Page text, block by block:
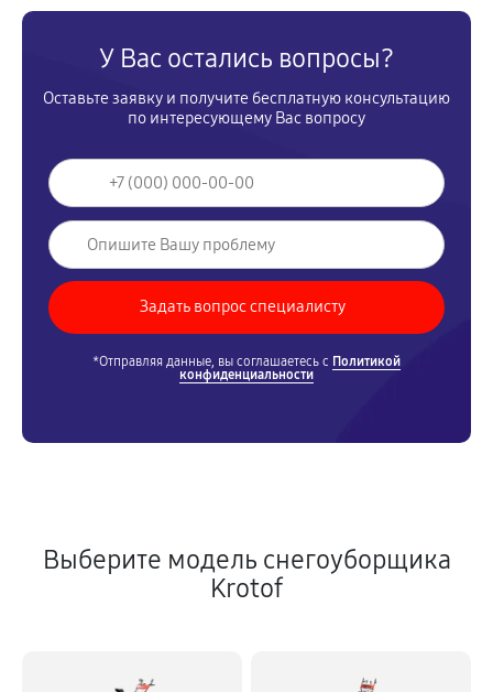
У Вас остались вопросы?
Оставьте заявку и получите бесплатную консультацию
по интересующему Вас вопросу
*Отправляя данные, вы соглашаетесь с Политикой
конфиденциальности
Выберите модель снегоуборщика
Krotof